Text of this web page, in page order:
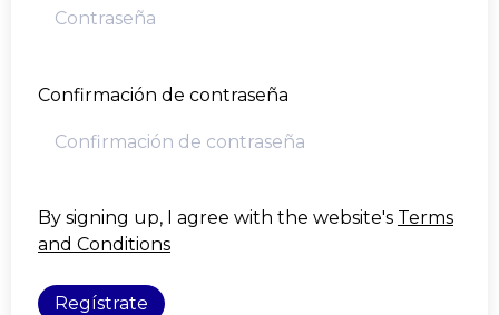
Confirmación de contraseña
By signing up, I agree with the website's Terms
and Conditions
Regístrate